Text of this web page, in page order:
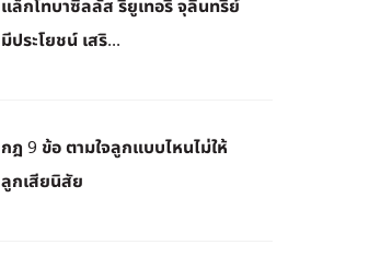
แล็กโทบาซิลลัส รียูเทอรี จุลินทรีย์
มีประโยชน์ เสริ...
กฎ 9 ข้อ ตามใจลูกแบบไหนไม่ให้
ลูกเสียนิสัย